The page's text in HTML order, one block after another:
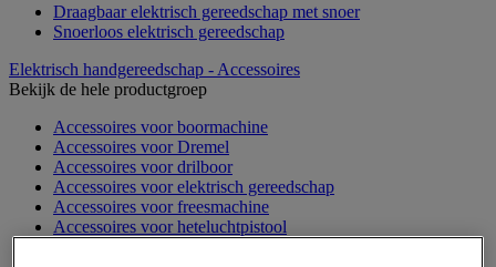
Draagbaar elektrisch gereedschap met snoer
Snoerloos elektrisch gereedschap
Elektrisch handgereedschap - Accessoires
Bekijk de hele productgroep
Accessoires voor boormachine
Accessoires voor Dremel
Accessoires voor drilboor
Accessoires voor elektrisch gereedschap
Accessoires voor freesmachine
Accessoires voor heteluchtpistool